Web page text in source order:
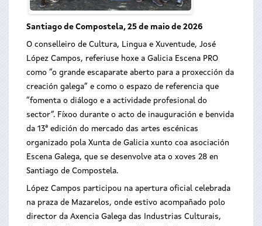
Santiago de Compostela, 25 de maio de 2026
O conselleiro de Cultura, Lingua e Xuventude, José
López Campos, referiuse hoxe a Galicia Escena PRO
como “o grande escaparate aberto para a proxección da
creación galega” e como o espazo de referencia que
“fomenta o diálogo e a actividade profesional do
sector”. Fíxoo durante o acto de inauguración e benvida
da 13ª edición do mercado das artes escénicas
organizado pola Xunta de Galicia xunto coa asociación
Escena Galega, que se desenvolve ata o xoves 28 en
Santiago de Compostela.
López Campos participou na apertura oficial celebrada
na praza de Mazarelos, onde estivo acompañado polo
director da Axencia Galega das Industrias Culturais,